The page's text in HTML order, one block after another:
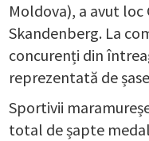
Moldova), a avut
Skandenberg. La
concurenți din
reprezentată de
Sportivii
total de șapte